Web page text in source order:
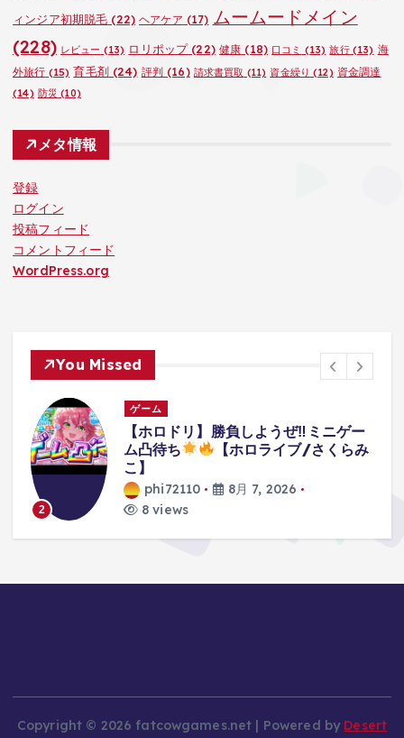
ィンジア初期脱毛 (22) ヘアケア (17) ムームードメイン
(228) レビュー (13) ロリポップ(22) 健康 (18) 口コミ (13) 旅行(13) 海
外旅行 (15) 育毛剤(24) 評判 (16) 請求書買取 (11) 資金繰り (12) 資金調達
(14) 防災 (10)
メタ情報
登録
ログイン
投稿フィード
コメントフィード
WordPress.org
You Missed
ゲーム
【10時間プレイ感想】『Beast of
Reincarnation』ゲームフリークに
よる注目作！実際どうなの？【ビース
ト・オブ・リンカネーション / PS5
/ XBOX】
8 views